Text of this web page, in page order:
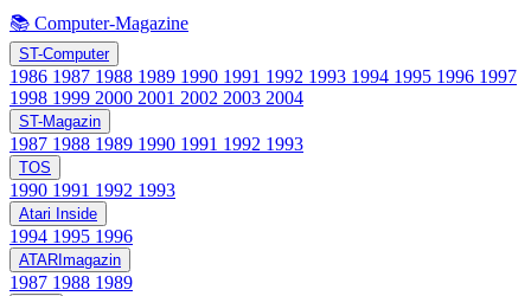
📚 Computer-Magazine
ST-Computer
1986 1987 1988 1989 1990 1991 1992 1993 1994 1995 1996 1997
1998 1999 2000 2001 2002 2003 2004
ST-Magazin
1987 1988 1989 1990 1991 1992 1993
TOS
1990 1991 1992 1993
Atari Inside
1994 1995 1996
ATARImagazin
1987 1988 1989